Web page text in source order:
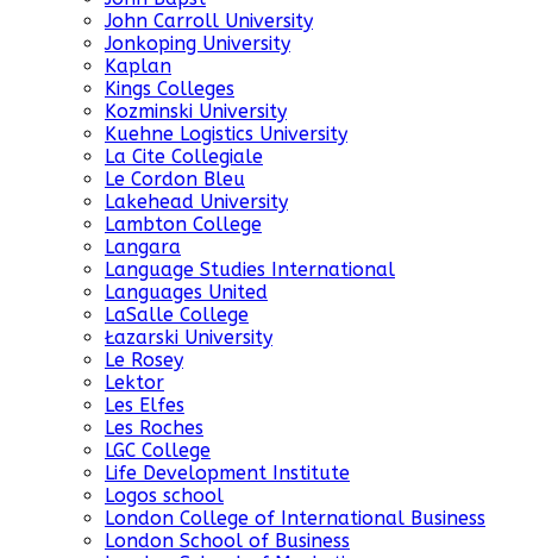
John Carroll University
Jonkoping University
Kaplan
Kings Colleges
Kozminski University
Kuehne Logistics University
La Cite Collegiale
Le Cordon Bleu
Lakehead University
Lambton College
Langara
Language Studies International
Languages United
LaSalle College
Łazarski University
Le Rosey
Lektor
Les Elfes
Les Roches
LGC College
Life Development Institute
Logos school
London College of International Business
London School of Business